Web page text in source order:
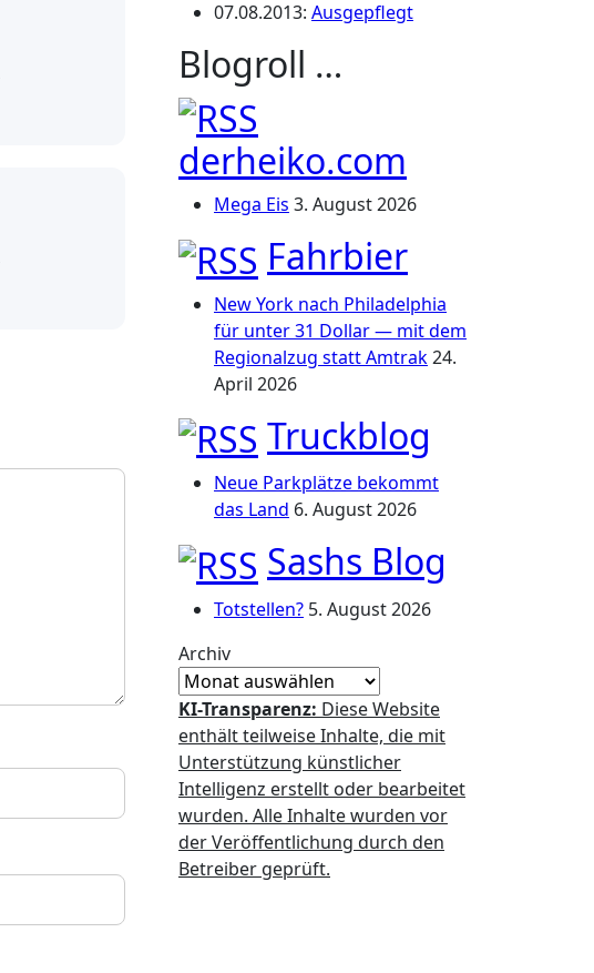
07.08.2013: Ausgepflegt
Blogroll …
derheiko.com
Mega Eis 3. August 2026
Fahrbier
New York nach Philadelphia
für unter 31 Dollar — mit dem
Regionalzug statt Amtrak24.
April 2026
Truckblog
Neue Parkplätze bekommt
das Land 6. August 2026
Sashs Blog
Totstellen? 5. August 2026
Archiv
KI-Transparenz: Diese Website
enthält teilweise Inhalte, die mit
Unterstützung künstlicher
Intelligenz erstellt oder bearbeitet
wurden. Alle Inhalte wurden vor
der Veröffentlichung durch den
Betreiber geprüft.